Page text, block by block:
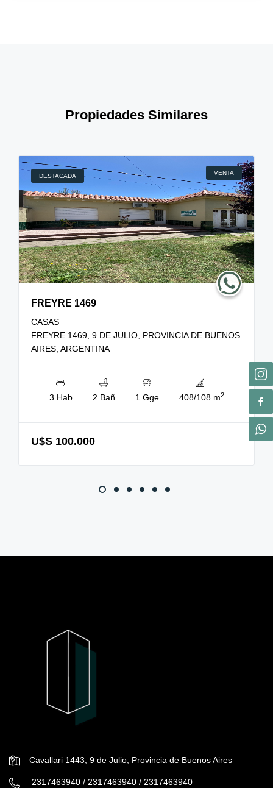
Propiedades Similares
DESTACADA VENTA
FREYRE 1469
CASAS
FREYRE 1469, 9 DE JULIO, PROVINCIA DE BUENOS
AIRES, ARGENTINA
3 Hab. 2 Bañ. 1 Gge. 408/108 m2
U$S 100.000
Cavallari 1443, 9 de Julio, Provincia de Buenos Aires
2317463940 / 2317463940 / 2317463940